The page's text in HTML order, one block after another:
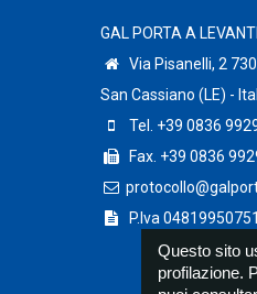
Questo sito
profilazione.
GAL PORTA A
Via Pisanelli, 2
San Cassiano (LE) -
Tel. +39 0836
Fax. +39 0836
P.Iva 04819950751